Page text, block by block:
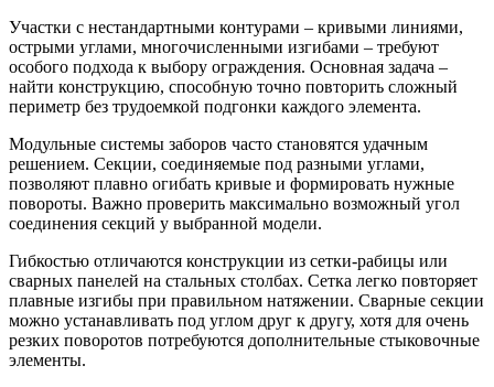
Участки с нестандартными контурами – кривыми линиями,
острыми углами, многочисленными изгибами – требуют
особого подхода к выбору ограждения. Основная задача –
найти конструкцию, способную точно повторить сложный
периметр без трудоемкой подгонки каждого элемента.
Модульные системы заборов часто становятся удачным
решением. Секции, соединяемые под разными углами,
позволяют плавно огибать кривые и формировать нужные
повороты. Важно проверить максимально возможный угол
соединения секций у выбранной модели.
Гибкостью отличаются конструкции из сетки-рабицы или
сварных панелей на стальных столбах. Сетка легко повторяет
плавные изгибы при правильном натяжении. Сварные секции
можно устанавливать под углом друг к другу, хотя для очень
резких поворотов потребуются дополнительные стыковочные
элементы.